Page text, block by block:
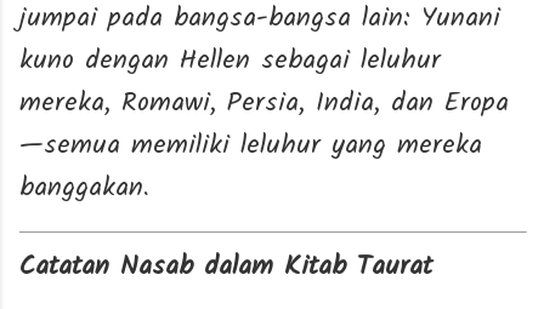
jumpai pada bangsa-bangsa lain: Yunani
kuno dengan Hellen sebagai leluhur
mereka, Romawi, Persia, India, dan Eropa
—semua memiliki leluhur yang mereka
banggakan.
Catatan Nasab dalam Kitab Taurat